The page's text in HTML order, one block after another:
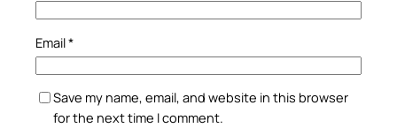
Email*
Save my name, email, and website in this browser
for the next time I comment.